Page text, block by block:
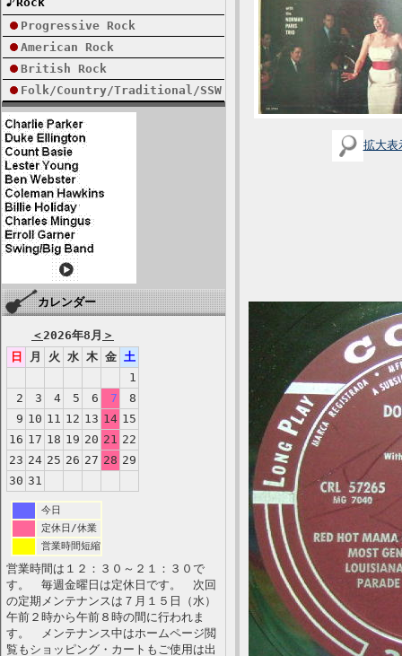
Progressive Rock
American Rock
British Rock
Folk/Country/Traditional/SSW
カレンダー
＜2026年8月 ＞
日
月 火 水 木 金 土
1
2
3 4 5 6 7
8
9 10 11 12 13 14 15
16 17 18 19 20 21 22
23 24 25 26 27 28 29
30 31
今日
定休日/休業
営業時間短縮
営業時間は１２：３０～２１：３０で
す。 毎週金曜日は定休日です。 次回
の定期メンテナンスは７月１５日（水）
午前２時から午前８時の間に行われま
す。 メンテナンス中はホームページ閲
覧もショッピング・カートもご使用は出
拡大表